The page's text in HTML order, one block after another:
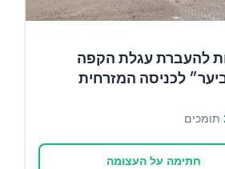
להעברת עגלת הקפה
לכניסה המזרחית
תומכים
חתימה על העצומה